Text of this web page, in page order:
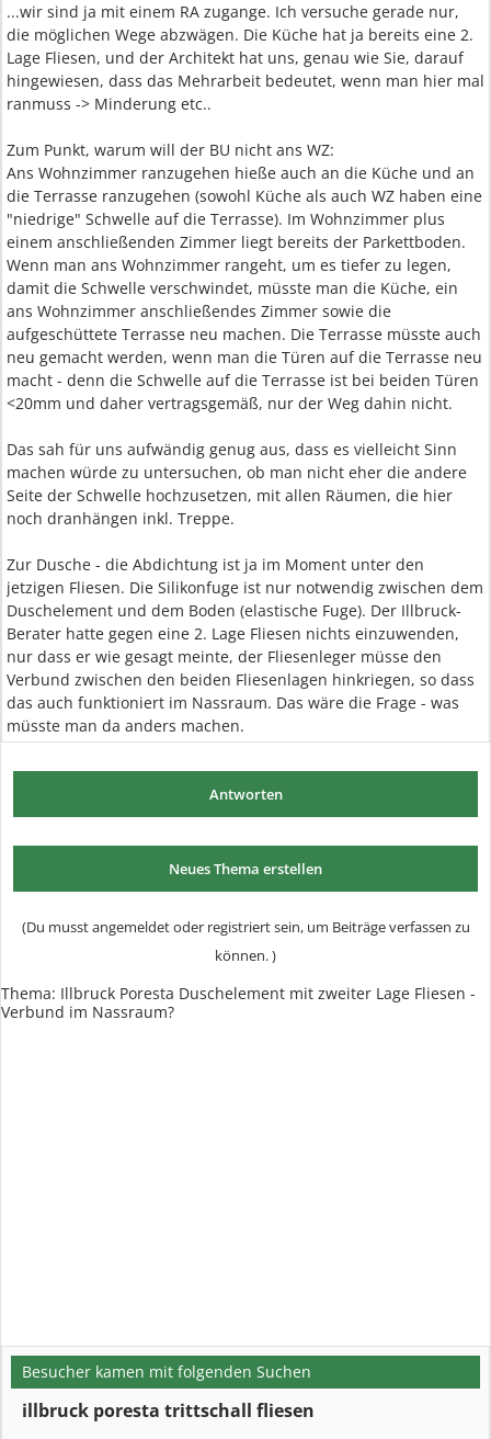
...wir sind ja mit einem RA zugange. Ich versuche gerade nur,
die möglichen Wege abzwägen. Die Küche hat ja bereits eine 2.
Lage Fliesen, und der Architekt hat uns, genau wie Sie, darauf
hingewiesen, dass das Mehrarbeit bedeutet, wenn man hier mal
ranmuss -> Minderung etc..
Zum Punkt, warum will der BU nicht ans WZ:
Ans Wohnzimmer ranzugehen hieße auch an die Küche und an
die Terrasse ranzugehen (sowohl Küche als auch WZ haben eine
"niedrige" Schwelle auf die Terrasse). Im Wohnzimmer plus
einem anschließenden Zimmer liegt bereits der Parkettboden.
Wenn man ans Wohnzimmer rangeht, um es tiefer zu legen,
damit die Schwelle verschwindet, müsste man die Küche, ein
ans Wohnzimmer anschließendes Zimmer sowie die
aufgeschüttete Terrasse neu machen. Die Terrasse müsste auch
neu gemacht werden, wenn man die Türen auf die Terrasse neu
macht - denn die Schwelle auf die Terrasse ist bei beiden Türen
<20mm und daher vertragsgemäß, nur der Weg dahin nicht.
Das sah für uns aufwändig genug aus, dass es vielleicht Sinn
machen würde zu untersuchen, ob man nicht eher die andere
Seite der Schwelle hochzusetzen, mit allen Räumen, die hier
noch dranhängen inkl. Treppe.
Zur Dusche - die Abdichtung ist ja im Moment unter den
jetzigen Fliesen. Die Silikonfuge ist nur notwendig zwischen dem
Duschelement und dem Boden (elastische Fuge). Der Illbruck-
Berater hatte gegen eine 2. Lage Fliesen nichts einzuwenden,
nur dass er wie gesagt meinte, der Fliesenleger müsse den
Verbund zwischen den beiden Fliesenlagen hinkriegen, so dass
das auch funktioniert im Nassraum. Das wäre die Frage - was
müsste man da anders machen.
Antworten
Neues Thema erstellen
(Du musst angemeldet oder registriert sein, um Beiträge verfassen zu
können. )
Thema: Illbruck Poresta Duschelement mit zweiter Lage Fliesen -
Verbund im Nassraum?
Besucher kamen mit folgenden Suchen
illbruck poresta trittschall fliesen